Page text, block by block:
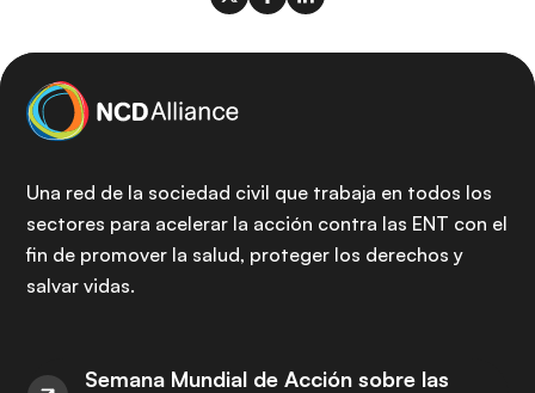
Una red de la sociedad civil que trabaja en todos los
sectores para acelerar la acción contra las ENT con el
fin de promover la salud, proteger los derechos y
salvar vidas.
Semana Mundial de Acción sobre las